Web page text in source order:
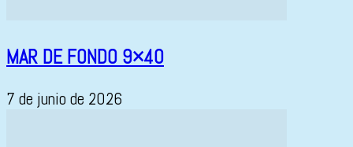
MAR DE FONDO 9×40
7 de junio de 2026